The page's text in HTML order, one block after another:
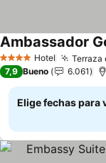
4 EstrellasHotel Terraza
Ver precios
7,9 Bueno 6.061
Elige fechas para